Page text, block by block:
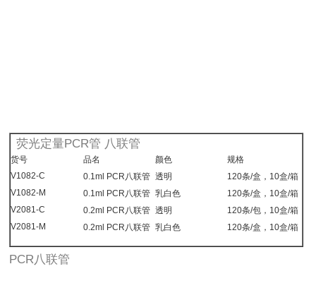
荧光定量PCR管 八联管
货号 品名 颜色
规格
V1082-C
0.1ml PCR八联管 透明
120条/盒，10盒/箱
V1082-M
0.1ml PCR八联管 乳白色
120条/盒，10盒/箱
V2081-C
0.2ml PCR八联管 透明
120条/包，10盒/箱
V2081-M
0.2ml PCR八联管 乳白色 120条/盒，10盒/箱
PCR八联管